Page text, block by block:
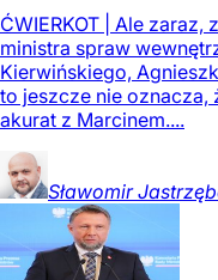
ĆWIERKOT | Ale zaraz,
ministra spraw
Kierwińskiego,
to jeszcze nie oznacza,
akurat z Marcinem....
Sławomir